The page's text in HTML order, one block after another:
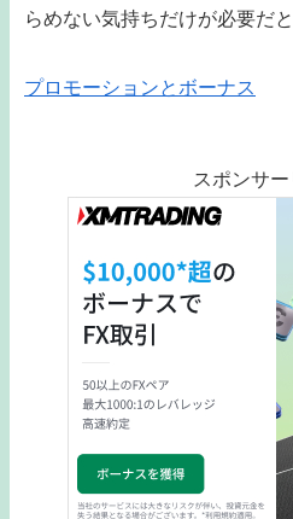
らめない気持ちだけが必要だ
プロモーションとボーナス
スポンサー